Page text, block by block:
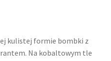
kulistej formie bombki z
Na kobaltowym tle